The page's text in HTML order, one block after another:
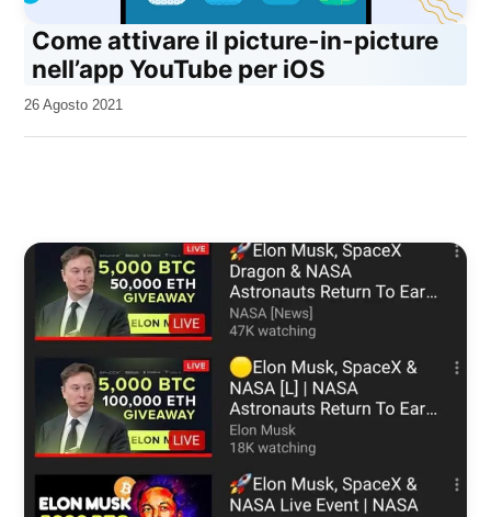
Come attivare il picture-in-picture
nell’app YouTube per iOS
da
26 Agosto 2021